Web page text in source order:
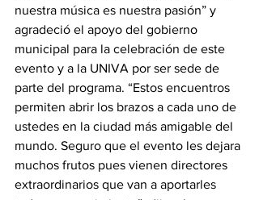
nuestra música es nuestra pasión” y
agradeció el apoyo del gobierno
municipal para la celebración de este
evento y a la UNIVA por ser sede de
parte del programa. “Estos encuentros
permiten abrir los brazos a cada uno de
ustedes en la ciudad más amigable del
mundo. Seguro que el evento les dejara
muchos frutos pues vienen directores
extraordinarios que van a aportarles